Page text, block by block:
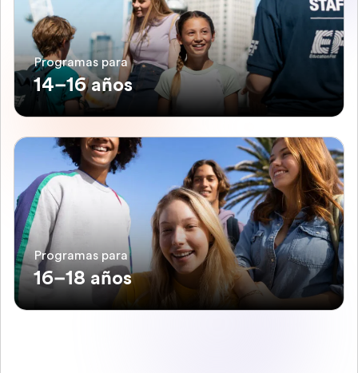
Programas para
14–16 años
Programas para
16–18 años